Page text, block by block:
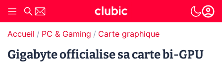
Accueil PC & Gaming Carte graphique
Gigabyte officialise sa carte bi-GPU